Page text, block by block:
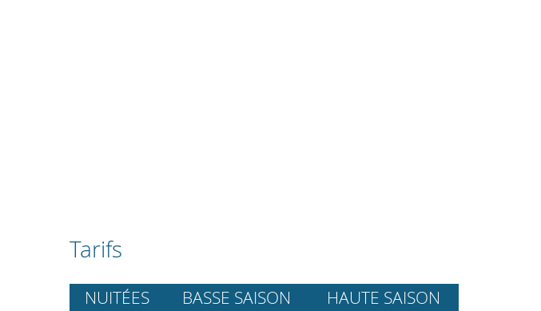
Tarifs
NUITÉES BASSE SAISON
HAUTE SAISON